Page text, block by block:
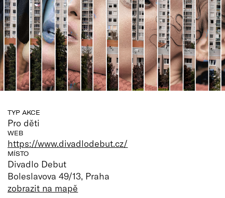
TYP AKCE
Pro děti
WEB
https://www.divadlodebut.cz/
MÍSTO
Divadlo Debut
Boleslavova 49/13, Praha
zobrazit na mapě